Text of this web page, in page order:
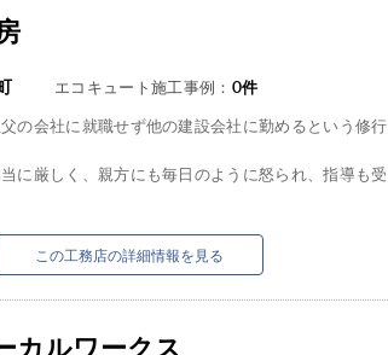
エコキュート施工事例： 0件
の会社に就職せず他の建設会社に勤めるという修行
に厳しく、親方にも毎日のように怒られ、指導も受
この工務店の詳細情報を見る
カルワークス